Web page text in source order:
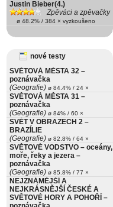
Justin Bieber(4.)
Zpěváci a zpěvačky
ø 48.2% / 384 × vyzkoušeno
nové testy
SVĚTOVÁ MĚSTA 32 –
poznávačka
(Geografie) ø 84.4% / 24 ×
SVĚTOVÁ MĚSTA 31 –
poznávačka
(Geografie) ø 84% / 60 ×
SVĚT V OBRAZECH 2 –
BRAZÍLIE
(Geografie) ø 82.8% / 64 ×
SVĚTOVÉ VODSTVO – oceány,
moře, řeky a jezera –
poznávačka
(Geografie) ø 85.8% / 77 ×
NEJZNÁMĚJŠÍ A
NEJKRÁSNĚJŠÍ ČESKÉ A
SVĚTOVÉ HORY A POHOŘÍ –